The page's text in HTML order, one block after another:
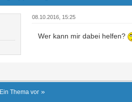
08.10.2016, 15:25
Wer kann mir dabei helfen?
Ein Thema vor »